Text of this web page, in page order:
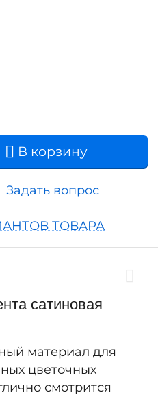
В корзину
Задать вопрос
ТОВАРА
сатиновая
материал для
цветочных
смотрится